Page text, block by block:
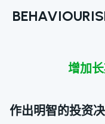
增加
作出明智的投资